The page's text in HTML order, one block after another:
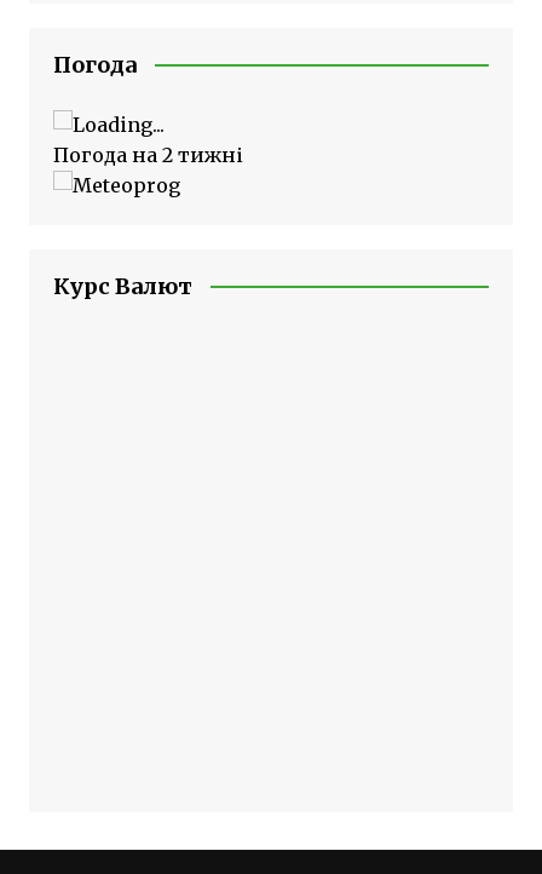
Погода
Погода на 2 тижні
Курс Валют